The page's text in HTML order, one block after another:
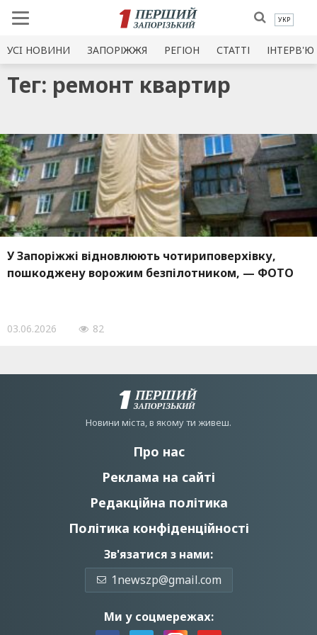
УКР
УСI НОВИНИ ЗАПОРІЖЖЯ РЕГІОН СТАТТІ ІНТЕРВ'Ю
Тег: ремонт квартир
У Запоріжжі відновлюють чотириповерхівку,
пошкоджену ворожим безпілотником, — ФОТО
03.06.2026 82
Новини мiста, в якому ти живеш.
Про нас
Реклама на сайті
Редакційна політика
Політика конфіденційності
Зв'язатися з нами:
1newszp@gmail.com
Ми у соцмережах: